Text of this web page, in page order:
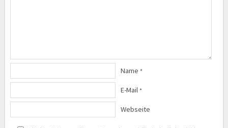
Name *
E-Mail *
Webseite